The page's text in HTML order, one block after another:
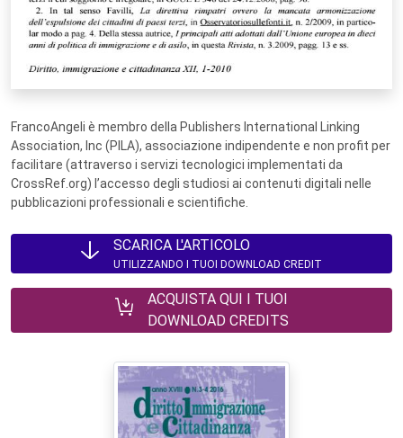
FrancoAngeli è membro della Publishers International Linking
Association, Inc (PILA), associazione indipendente e non profit per
facilitare (attraverso i servizi tecnologici implementati da
CrossRef.org) l’accesso degli studiosi ai contenuti digitali nelle
pubblicazioni professionali e scientifiche.
SCARICA L'ARTICOLO
UTILIZZANDO I TUOI DOWNLOAD CREDIT
ACQUISTA QUI I TUOI
DOWNLOAD CREDITS